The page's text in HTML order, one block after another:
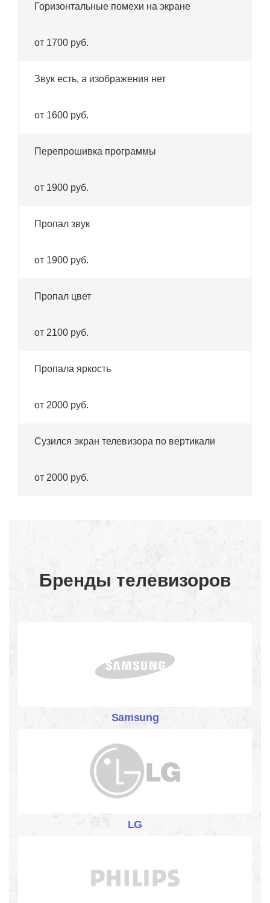
Горизонтальные помехи на экране
от 1700 руб.
Звук есть, а изображения нет
от 1600 руб.
Перепрошивка программы
от 1900 руб.
Пропал звук
от 1900 руб.
Пропал цвет
от 2100 руб.
Пропала яркость
от 2000 руб.
Сузился экран телевизора по вертикали
от 2000 руб.
Бренды телевизоров
Samsung
LG